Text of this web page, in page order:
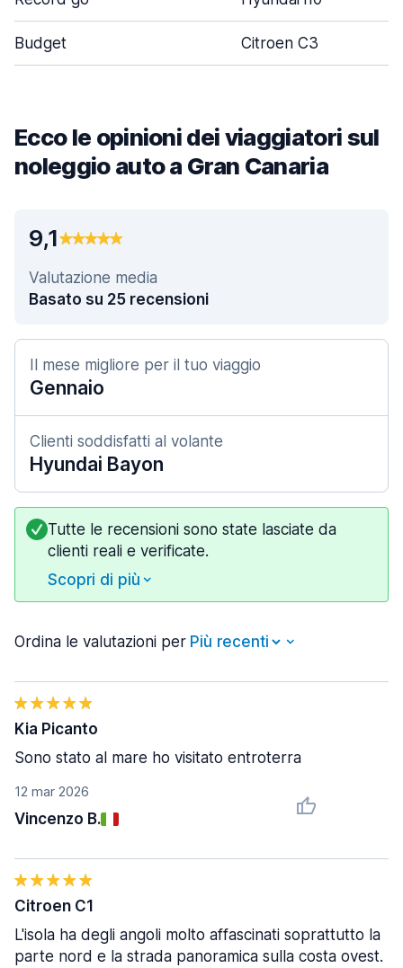
Budget Citroen C3
Ecco le opinioni dei viaggiatori sul
noleggio auto a Gran Canaria
9,1
Valutazione media
Basato su 25 recensioni
Il mese migliore per il tuo viaggio
Gennaio
Clienti soddisfatti al volante
Hyundai Bayon
Tutte le recensioni sono state lasciate da
clienti reali e verificate.
Scopri di più
Ordina le valutazioni per
12 mar 2026
Vincenzo B.
Kia Picanto
Sono stato al mare ho visitato entroterra
Citroen C1
L'isola ha degli angoli molto affascinati soprattutto la
parte nord e la strada panoramica sulla costa ovest.